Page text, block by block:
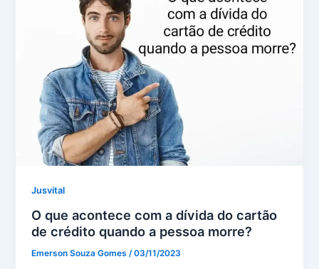
Jusvital
O que acontece com a dívida do cartão
de crédito quando a pessoa morre?
Emerson Souza Gomes /03/11/2023